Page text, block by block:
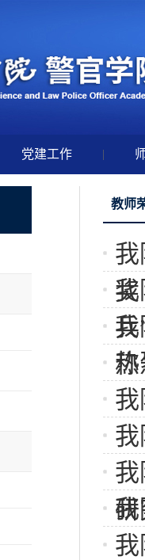
党建工作 |
教师
奖
兵
研